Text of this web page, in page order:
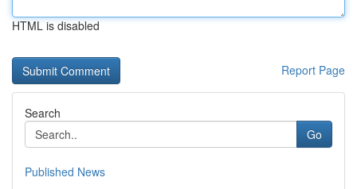
HTML is disabled
Report Page
Search
Go
Published News